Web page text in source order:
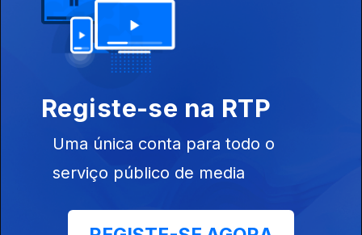
02 nov. 2023
Registe-se na RTP
Uma única conta para todo o
serviço público de media